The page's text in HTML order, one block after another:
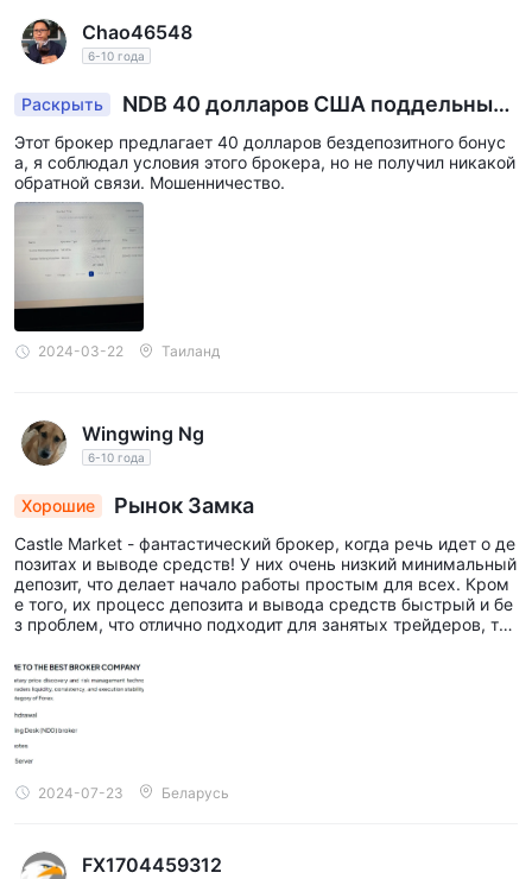
Chao46548
6-10 года
Раскрыть
NDB 40 долларов США поддельные
и мошеннические
Этот брокер предлагает 40 долларов бездепозитного бонус
а, я соблюдал условия этого брокера, но не получил никакой
обратной связи. Мошенничество.
2024-03-22 Таиланд
Wingwing Ng
6-10 года
Хорошие Рынок Замка
Castle Market - фантастический брокер, когда речь идет о де
позитах и выводе средств! У них очень низкий минимальный
депозит, что делает начало работы простым для всех. Кром
е того, их процесс депозита и вывода средств быстрый и бе
з проблем, что отлично подходит для занятых трейдеров, так
2024-07-23 Беларусь
FX1704459312